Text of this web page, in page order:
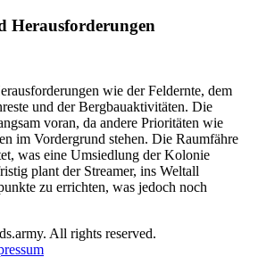
Herausforderungen
wie der Feldernte, dem
und der Bergbauaktivitäten. Die
voran, da andere Prioritäten wie
im Vordergrund stehen. Die Raumfähre
was eine Umsiedlung der Kolonie
plant der Streamer, ins Weltall
zu errichten, was jedoch noch
All rights reserved.